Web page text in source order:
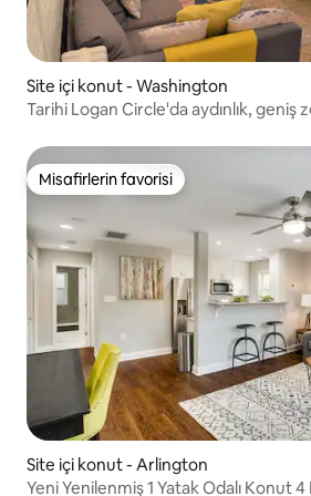
Site içi konut - Washington
Tarihi Logan Circle'da aydınlık, geniş
Misafirlerin favorisi
Misafirlerin favorisi
Site içi konut - Arlington
Yeni Yenilenmiş 1 Yatak Odalı Konut